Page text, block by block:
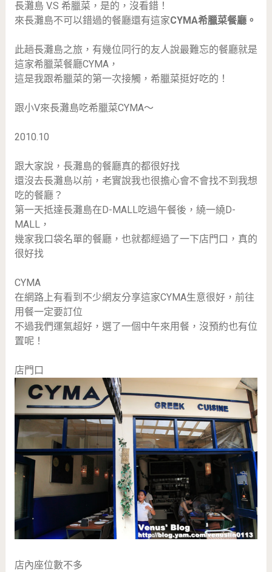
長灘島 V.S 希臘菜，是的，沒看錯！
來長灘島不可以錯過的餐廳還有這家CYMA希臘菜餐廳。
此趟長灘島之旅，有幾位同行的友人說最難忘的餐廳就是
這家希臘菜餐廳CYMA，
這是我跟希臘菜的第一次接觸，希臘菜挺好吃的！
跟小V來長灘島吃希臘菜CYMA～
2010.10
跟大家說，長灘島的餐廳真的都很好找
還沒去長灘島以前，老實說我也很擔心會不會找不到我想
吃的餐廳？
第一天抵達長灘島在D-MALL吃過午餐後，繞一繞D-
MALL，
幾家我口袋名單的餐廳，也就都經過了一下店門口，真的
很好找
CYMA
在網路上有看到不少網友分享這家CYMA生意很好，前往
用餐一定要訂位
不過我們運氣超好，選了一個中午來用餐，沒預約也有位
置呢！
店門口
店內座位數不多